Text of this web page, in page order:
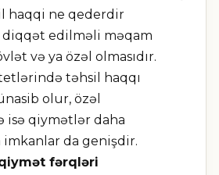
haqqi ne qederdir
diqqət edilməli məqam
və ya özəl olmasıdır.
təhsil haqqı
olur, özəl
isə qiymətlər daha
da genişdir.
fərqləri